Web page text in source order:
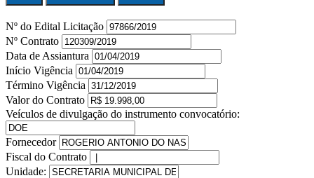
Nº do Edital Licitação
Nº Contrato
Data de Assiantura
Início Vigência
Término Vigência
Valor do Contrato
Veículos de divulgação do instrumento convocatório:
Fornecedor
Fiscal do Contrato
Unidade: